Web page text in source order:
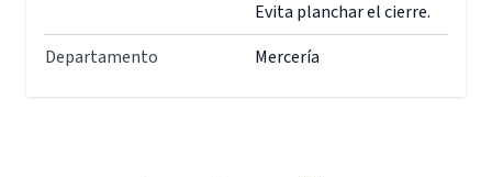
Evita planchar el cierre.
Departamento
Mercería